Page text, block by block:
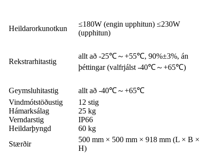
Heildarorkunotkun
≤180W (engin upphitun) ≤230W
(upphitun)
Rekstrarhitastig
allt að -25℃～+55℃, 90%±3%, án
þéttingar (valfrjálst -40℃～+65℃)
Geymsluhitastig
allt að -40℃～+65℃
Vindmótstöðustig
12 stig
Hámarksálag
25 kg
Verndarstig
IP66
Heildarþyngd
60 kg
Stærðir
500 mm × 500 mm × 918 mm (L × B ×
H)